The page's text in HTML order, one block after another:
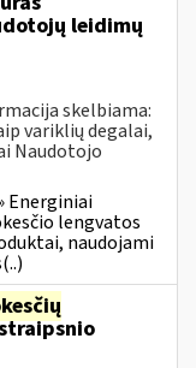
leidimų
skelbiama:
variklių degalai,
Naudotojo
Energiniai
lengvatos
naudojami